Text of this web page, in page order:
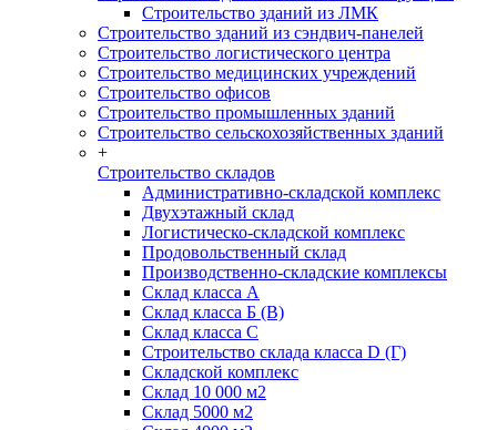
Строительство зданий из ЛМК
Строительство зданий из сэндвич-панелей
Строительство логистического центра
Строительство медицинских учреждений
Строительство офисов
Строительство промышленных зданий
Строительство сельскохозяйственных зданий
+
Строительство складов
Административно-складской комплекс
Двухэтажный склад
Логистическо-складской комплекс
Продовольственный склад
Производственно-складские комплексы
Склад класса А
Склад класса Б (B)
Склад класса С
Строительство склада класса D (Г)
Складской комплекс
Склад 10 000 м2
Склад 5000 м2